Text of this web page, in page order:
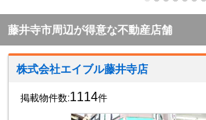
藤井寺市周辺が得意な不動産店舗
株式会社エイブル藤井寺店
掲載物件数:1114件